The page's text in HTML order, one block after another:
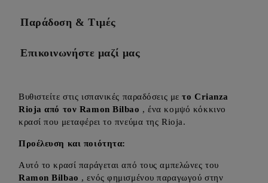
Παράδοση & Τιμές
Επικοινωνήστε μαζί μας
Βυθιστείτε στις ισπανικές παραδόσεις μετο Crianza
Rioja από τον Ramon Bilbao , ένα κομψό κόκκινο
κρασί που μεταφέρει το πνεύμα της Rioja.
Προέλευση και ποιότητα:
Αυτό το κρασί παράγεται από τους αμπελώνες του
Ramon Bilbao , ενός φημισμένου παραγωγού στην